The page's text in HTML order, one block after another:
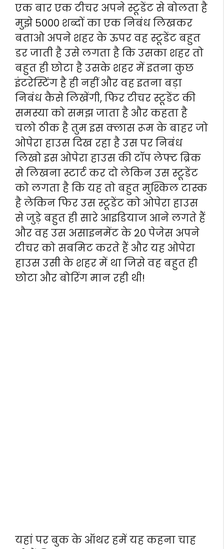
एक बार एक टीचर अपने स्टूडेंट से बोलता है
मुझे 5000 शब्दों का एक निबंध लिखकर
बताओ अपने शहर के ऊपर वह स्टूडेंट बहुत
डर जाती है उसे लगता है कि उसका शहर तो
बहुत ही छोटा है उसके शहर में इतना कुछ
इंटरेस्टिंग है ही नहीं और वह इतना बड़ा
निबंध कैसे लिखेंगी, फिर टीचर स्टूडेंट की
समस्या को समझ जाता है और कहता है
चलो ठीक है तुम इस क्लास रूम के बाहर जो
ओपेरा हाउस दिख रहा है उस पर निबंध
लिखो इस ओपेरा हाउस की टॉप लेफ्ट ब्रिक
से लिखना स्टार्ट कर दो लेकिन उस स्टूडेंट
को लगता है कि यह तो बहुत मुश्किल टास्क
है लेकिन फिर उस स्टूडेंट को ओपेरा हाउस
से जुड़े बहुत ही सारे आइडियाज आने लगते हैं
और वह उस असाइनमेंट के 20 पेजेस अपने
टीचर को सबमिट करते हैं और यह ओपेरा
हाउस उसी के शहर में था जिसे वह बहुत ही
छोटा और बोरिंग मान रही थी!
यहां पर बुक के ऑथर हमें यह कहना चाह